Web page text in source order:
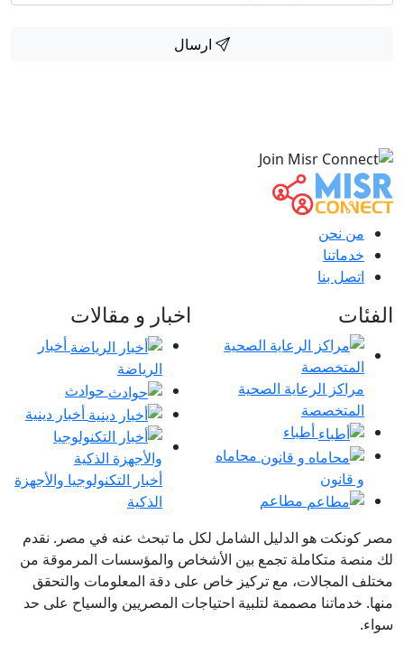
ارسال
من نحن
خدماتنا
اتصل بنا
الفئات
مراكز الرعاية الصحية
المتخصصة
أطباء
محاماه
و قانون
مطاعم
اخبار و مقالات
أخبار
الرياضة
حوادث
أخبار دينية
أخبار التكنولوجيا والأجهزة
الذكية
مصر كونكت هو الدليل الشامل لكل ما تبحث عنه في مصر. نقدم
لك منصة متكاملة تجمع بين الأشخاص والمؤسسات المرموقة من
مختلف المجالات، مع تركيز خاص على دقة المعلومات والتحقق
منها. خدماتنا مصممة لتلبية احتياجات المصريين والسياح على حد
سواء.